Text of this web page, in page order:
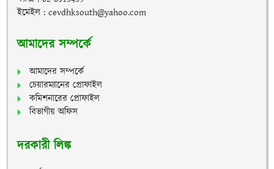
ইমেইল : cevdhksouth@yahoo.com
আমাদের সম্পর্কে
আমাদের সম্পর্কে
চেয়ারম্যানের প্রোফাইল
কমিশনারের প্রোফাইল
বিভাগীয় অফিস
দরকারী লিঙ্ক